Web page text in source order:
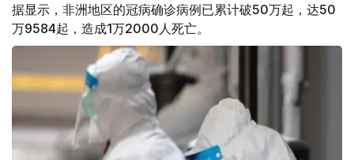
据显示，非洲地区的冠病确诊病例已累计破50万起，达50
万9584起，造成1万2000人死亡。